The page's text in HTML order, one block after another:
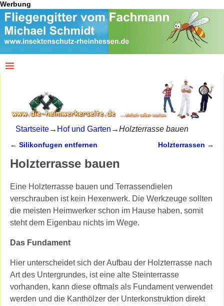
Werbung
Startseite→ Hof und Garten →Holzterrasse bauen
← Silikonfugen entfernen Holzterrassen →
Holzterrasse bauen
Eine Holzterrasse bauen und Terrassendielen
verschrauben ist kein Hexenwerk. Die Werkzeuge sollten
die meisten Heimwerker schon im Hause haben, somit
steht dem Eigenbau nichts im Wege.
Das Fundament
Hier unterscheidet sich der Aufbau der Holzterrasse nach
Art des Untergrundes, ist eine alte Steinterrasse
vorhanden, kann diese oftmals als Fundament verwendet
werden und die Kanthölzer der Unterkonstruktion direkt